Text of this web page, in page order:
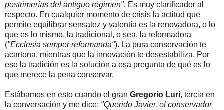
postrimerías del antiguo régimen". Es muy clarificador al
respecto. En cualquier momento de crisis la actitud que
permite equilibrar sensatez y valentía es la renovadora, o lo
que es lo mismo, la tradicional, o sea, la reformadora
("Ecclesia semper reformanda"). La pura conservación te
acartona, mientras que la innovación te desestabiliza. Por
eso la tradición es la solución a esa pregunta de qué es lo
que merece la pena conservar.
Estábamos en esto cuando el gran Gregorio Luri, tercia en
la conversación y me dice: "Querido Javier, el conservador